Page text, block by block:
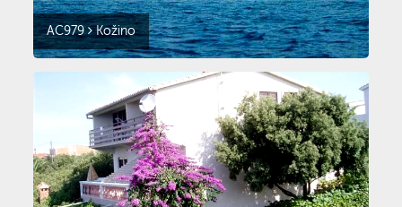
AC979 Kožino